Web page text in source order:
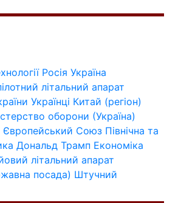
Росія Україна
літальний апарат
Українці Китай (регіон)
оборони (Україна)
Європейський Союз Північна та
Дональд Трамп Економіка
літальний апарат
посада) Штучний